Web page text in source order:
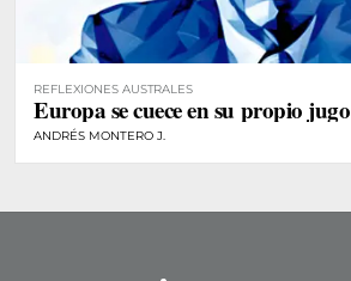
REFLEXIONES AUSTRALES
Europa se cuece en su propio jugo
ANDRÉS MONTERO J.